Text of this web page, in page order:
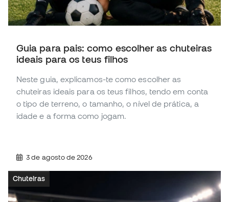
Guia para pais: como escolher as chuteiras
ideais para os teus filhos
Neste guia, explicamos-te como escolher as
chuteiras ideais para os teus filhos, tendo em conta
o tipo de terreno, o tamanho, o nível de prática, a
idade e a forma como jogam.
3 de agosto de 2026
Chuteiras